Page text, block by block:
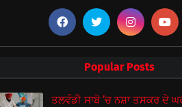
Popular Posts
ਤਲਵੰਡੀ ਸਾਬੋ ’ਚ ਨਸ਼ਾ ਤਸਕਰ ਦੇ